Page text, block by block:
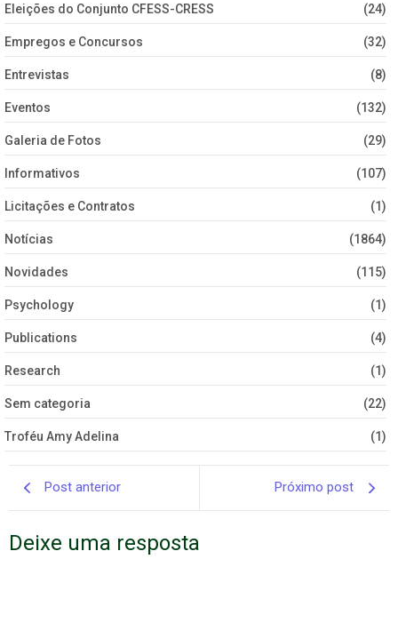
Eleições do Conjunto CFESS-CRESS (24)
Empregos e Concursos (32)
Entrevistas (8)
Eventos (132)
Galeria de Fotos (29)
Informativos (107)
Licitações e Contratos (1)
Notícias (1864)
Novidades (115)
Psychology (1)
Publications (4)
Research (1)
Sem categoria (22)
Troféu Amy Adelina (1)
Post anterior Próximo post
Deixe uma resposta